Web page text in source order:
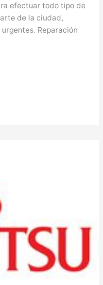
efectuar todo tipo de
de la ciudad,
Reparación